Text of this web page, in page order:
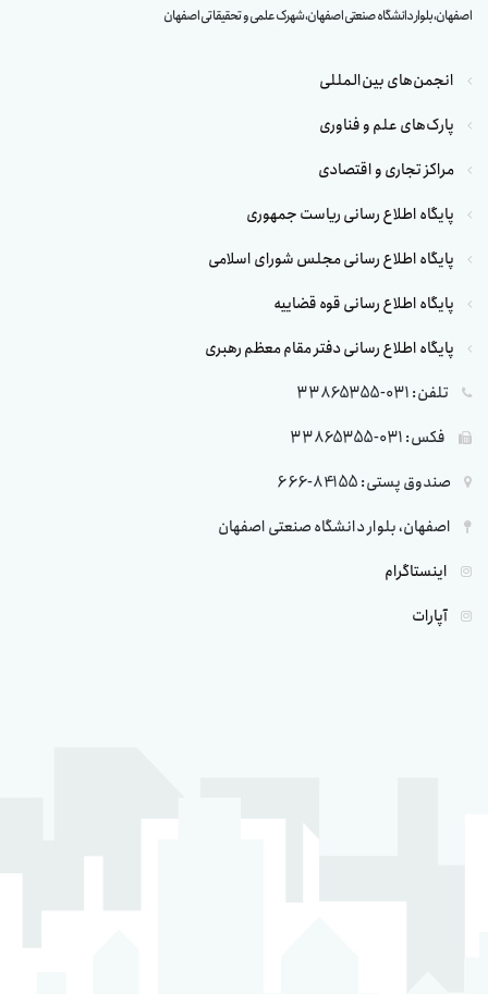
اصفهان، بلوار دانشگاه صنعتی اصفهان، شهرک علمی و تحقیقاتی اصفهان
انجمن‌های بین‌المللی
پارک‌های علم و فناوری
مراکز تجاری و اقتصادی
پایگاه اطلاع رسانی ریاست جمهوری
پایگاه اطلاع رسانی مجلس شورای اسلامی
پایگاه اطلاع رسانی قوه قضاییه
پایگاه اطلاع رسانی دفتر مقام معظم رهبری
تلفن: 031-33865355
فکس: 031-33865355
صندوق پستی: 84155-666
اصفهان، بلوار دانشگاه صنعتی اصفهان
اینستاگرام
آپارات